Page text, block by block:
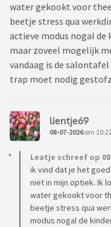
water gekookt voor
beetje stress qua
actieve modus nogal de
maar zoveel mogelijk
vandaag is de
trap moet nodig
lientje69
08-07-2026om 10:22
Leatje schreef op
ik vind dat je het
niet in mijn optiek. Ik
water gekookt voor
beetje stress qua
modus nogal de